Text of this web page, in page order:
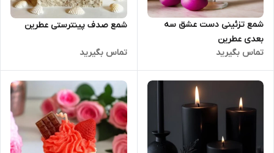
شمع تزئینی دست عشق سه
بعدی عطرین
تماس بگیرید
شمع صدف پینترستی عطرین
تماس بگیرید